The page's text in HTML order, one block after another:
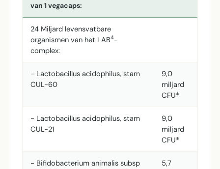
van 1 vegacaps:
24 Miljard levensvatbare
organismen van het LAB4-
complex:
- Lactobacillus acidophilus, stam
CUL-60
9,0
miljard
CFU*
- Lactobacillus acidophilus, stam
CUL-21
9,0
miljard
CFU*
- Bifidobacterium animalis subsp
5,7